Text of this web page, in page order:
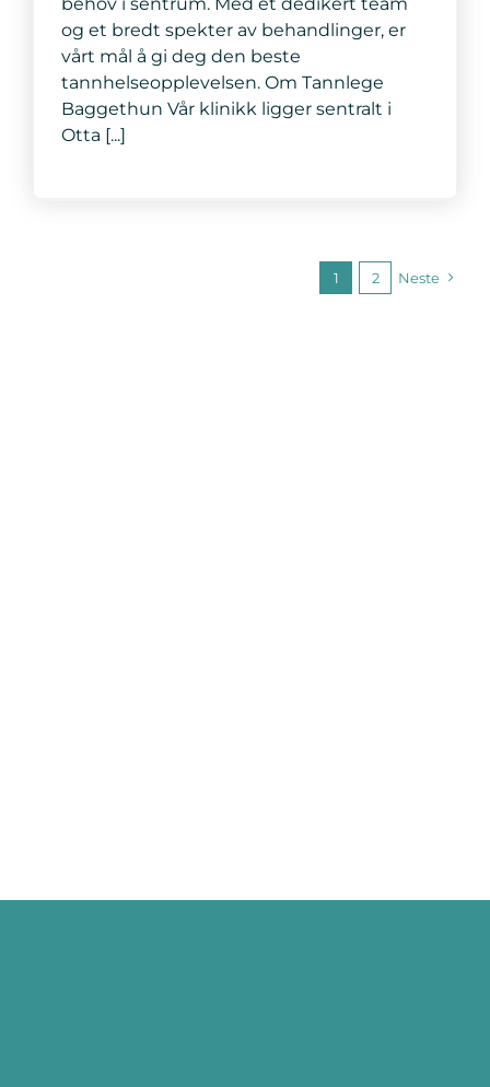
og et bredt spekter av behandlinger, er
vårt mål å gi deg den beste
tannhelseopplevelsen. Om Tannlege
Baggethun Vår klinikk ligger sentralt i
Otta [...]
1 2 Neste